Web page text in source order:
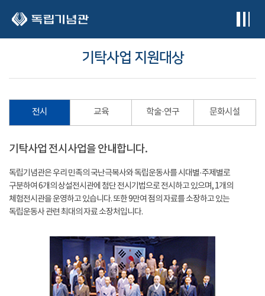
기탁사업 지원대상
전시 교육 학술·연구 문화시설
기탁사업 전시사업을 안내합니다.
독립기념관은 우리 민족의 국난극복사와 독립운동사를 시대별·주제별로
구분하여 6개의 상설전시관에 첨단 전시기법으로 전시하고 있으며, 1개의
체험전시관을 운영하고 있습니다. 또한 9만여 점의 자료를 소장하고 있는
독립운동사 관련 최대의 자료 소장처입니다.